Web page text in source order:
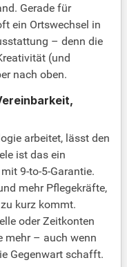
Gerade für
ein Ortswechsel in
– denn die
(und
nach oben.
arbeitet, lässt den
ist das ein
9-to-5-Garantie.
mehr Pflegekräfte,
kurz kommt.
oder Zeitkonten
mehr – auch wenn
Gegenwart schafft.